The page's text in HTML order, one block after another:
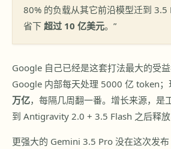
80% 的负载从其它前沿模型迁到 3.5
省下 超过 10 亿美元。”
Google 自己已经是这套打法最大的受益
Google 内部每天处理 5000 亿 token；
万亿，每隔几周翻一番。增长来源，是
到 Antigravity 2.0 + 3.5 Flash 之后释放
更强大的 Gemini 3.5 Pro 没在这次发